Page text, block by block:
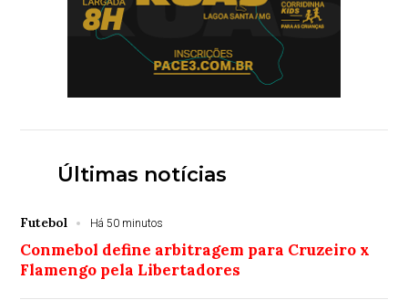
Últimas notícias
Futebol Há 50 minutos
Conmebol define arbitragem para Cruzeiro x
Flamengo pela Libertadores